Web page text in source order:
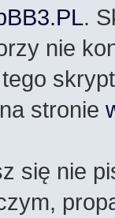
.
nie
stronie
się nie